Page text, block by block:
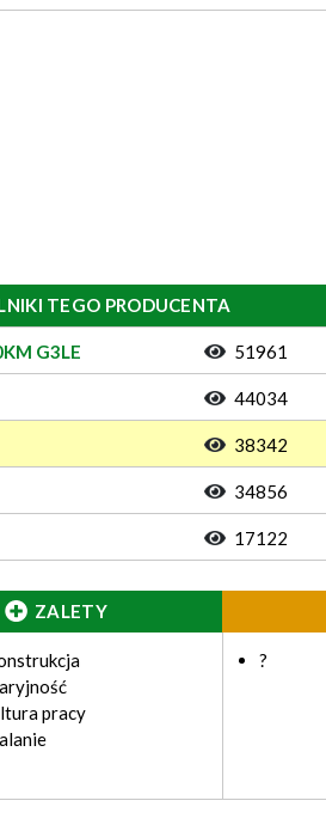
TEGO PRODUCENTA
G3LE 51961
44034
38342
34856
17122
ZALETY
pracy
?